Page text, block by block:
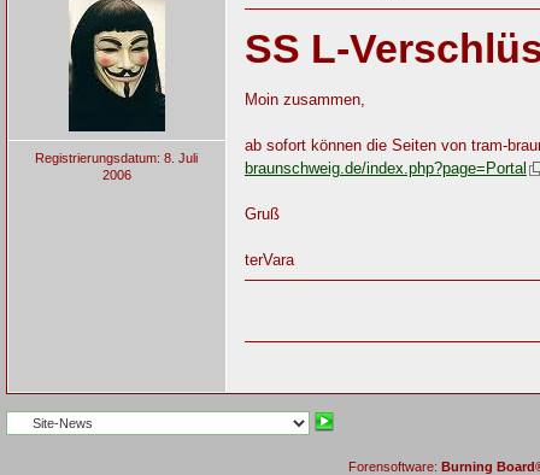
Registrierungsdatum: 8. Juli
2006
SS L-
Moin zusammen,
ab sofort können die Seiten von tram-
braunschweig.de/index.php?page=Portal
Gruß
terVara
Forensoftware: Burning